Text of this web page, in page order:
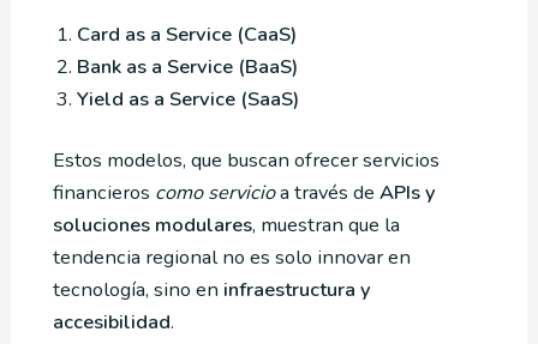
Card as a Service (CaaS)
Bank as a Service (BaaS)
Yield as a Service (SaaS)
Estos modelos, que buscan ofrecer servicios
financieros como servicioa través de APIs y
soluciones modulares, muestran que la
tendencia regional no es solo innovar en
tecnología, sino en infraestructura y
accesibilidad.